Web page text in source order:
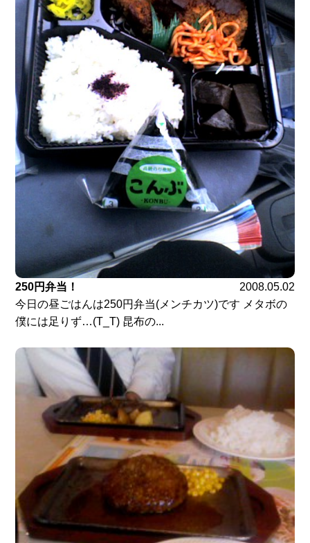
250円弁当！
2008.05.02
今日の昼ごはんは250円弁当(メンチカツ)です メタボの
僕には足りず…(T_T) 昆布の...